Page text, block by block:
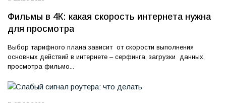
Фильмы в 4К: какая скорость интернета нужна
для просмотра
Выбор тарифного плана зависит от скорости выполнения
основных действий в интернете – серфинга, загрузки данных,
просмотра фильмо...